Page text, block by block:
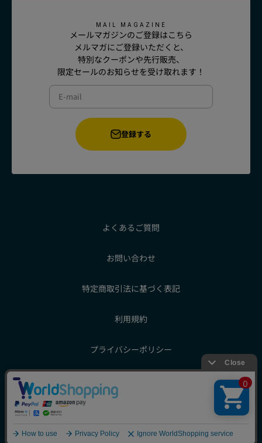
MAIL MAGAZINE
メールマガジンのご登録はこちら
メルマガにご登録いただくと、
特別なクーポンや先行販売、
限定セールのお知らせを受け取れます！
E-mail
登録する
よくあるご質問
お問い合わせ
特定商取引法に基づく表記
利用規約
プライバシーポリシー
COPYRIGHT © SUNTORY BEVERAGE & FOOD LIMITED.
ALL RIGHTS RESERVED.